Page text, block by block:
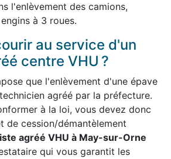
l'enlèvement des camions,
à 3 roues.
au service d'un
centre VHU ?
que l'enlèvement d'une épave
agréé par la préfecture.
à la loi, vous devez donc
de cession/démantèlement
agréé VHU à May-sur-Orne
qui vous garantit les